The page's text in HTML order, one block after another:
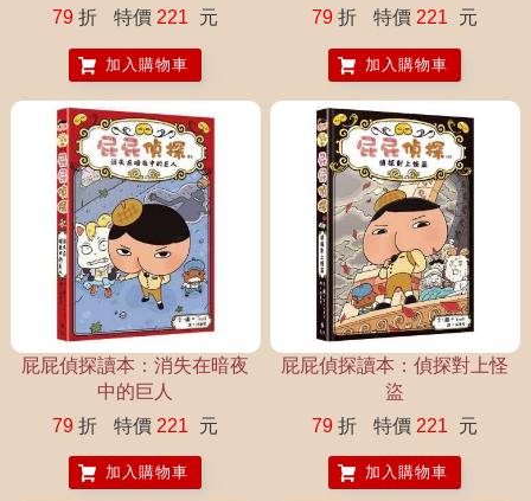
79 折 特價 221 元
加入購物車
79 折 特價 221 元
加入購物車
屁屁偵探讀本：消失在暗夜
中的巨人
79 折 特價 221 元
加入購物車
屁屁偵探讀本：偵探對上怪
盜
79 折 特價 221 元
加入購物車